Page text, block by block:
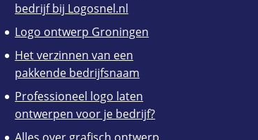
bedrijf bij Logosnel.nl
Logo ontwerp Groningen
Het verzinnen van een
pakkende bedrijfsnaam
Professioneel logo laten
ontwerpen voor je bedrijf?